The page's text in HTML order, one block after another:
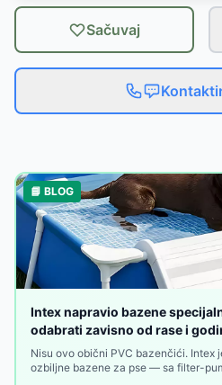
Sačuvaj
📘 BLOG
Intex napravio bazene
odabrati zavisno od rase i
Nisu ovo obični PVC bazenčići. Intex
ozbiljne bazene za pse — sa filter-